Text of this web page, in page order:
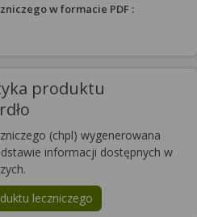
w formacie PDF :
produktu
(chpl) wygenerowana
informacji dostępnych w
leczniczego